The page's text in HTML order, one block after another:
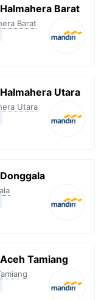
Barat
Barat
Utara
Utara
Tamiang